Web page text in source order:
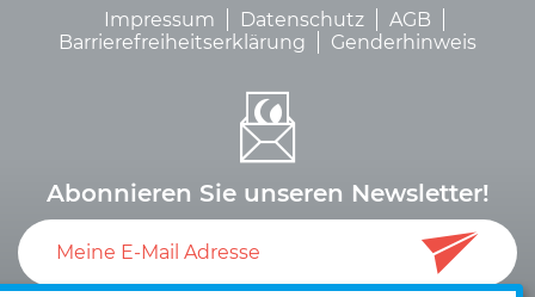
Impressum Datenschutz
AGB
Barrierefreiheitserklärung
Genderhinweis
Abonnieren Sie unseren Newsletter!